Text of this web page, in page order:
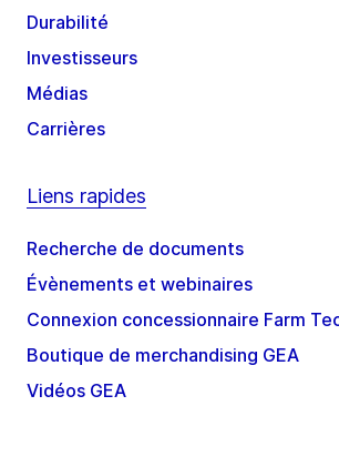
Durabilité
Investisseurs
Médias
Carrières
Liens rapides
Recherche de documents
Évènements et webinaires
Connexion concessionnaire Farm
Boutique de merchandising GEA
Vidéos GEA